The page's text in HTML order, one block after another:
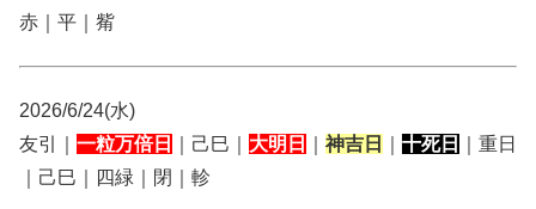
赤｜平｜觜
2026/6/24(水)
友引｜ 一粒万倍日 ｜己巳｜ 大明日 神吉日 十死日
｜重日
｜己巳｜四緑｜閉｜軫